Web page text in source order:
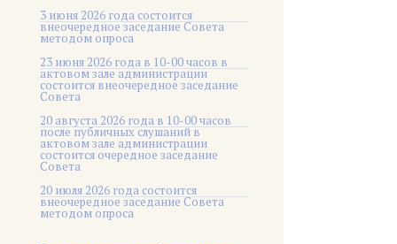
3 июня 2026 года состоится
внеочередное заседание Совета
методом опроса
23 июня 2026 года в 10-00 часов в
актовом зале администрации
состоится внеочередное заседание
Совета
20 августа 2026 года в 10-00 часов
после публичных слушаний в
актовом зале администрации
состоится очередное заседание
Совета
20 июля 2026 года состоится
внеочередное заседание Совета
методом опроса